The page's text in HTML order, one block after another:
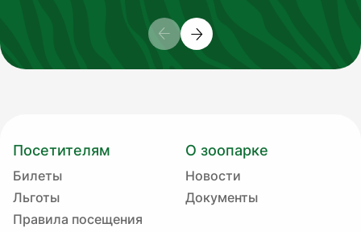
Посетителям
Билеты
Льготы
Правила посещения
О зоопарке
Новости
Документы